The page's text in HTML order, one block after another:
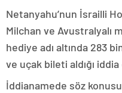
Netanyahu’nun İsrailli
Milchan ve Avustralyalı
hediye adı altında 283
ve uçak bileti aldığı
İddianamede söz